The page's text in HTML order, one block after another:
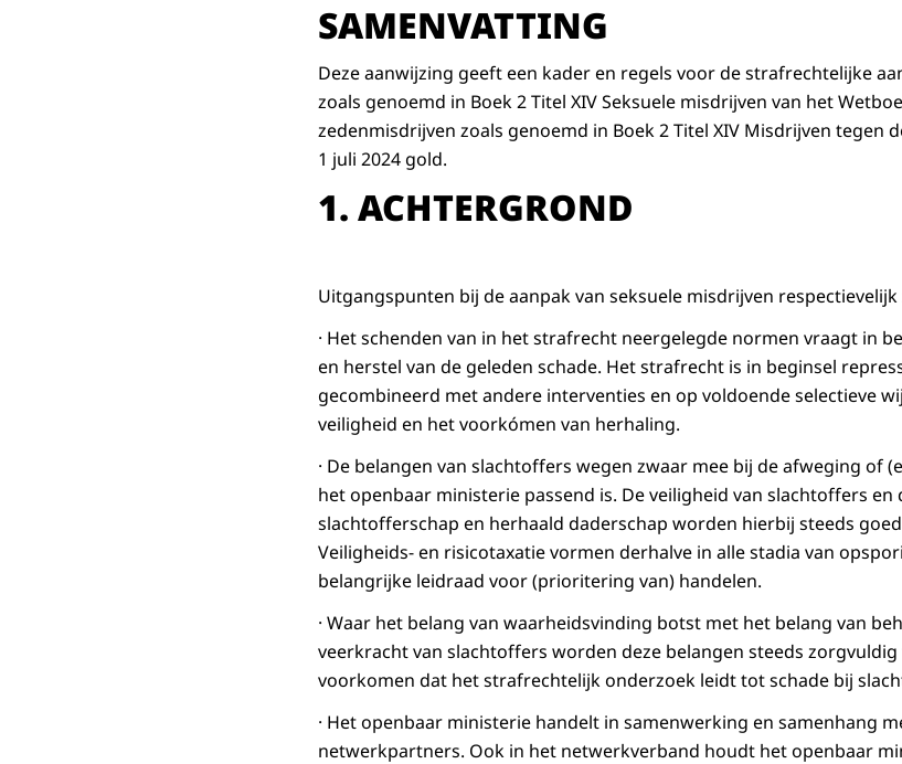
SAMENVATTING
Deze aanwijzing geeft een kader en regels voor de strafrechtelijke
zoals genoemd in Boek 2 Titel XIV Seksuele misdrijven van het
zedenmisdrijven zoals genoemd in Boek 2 Titel XIV Misdrijven tegen
1 juli 2024 gold.
1. ACHTERGROND
Uitgangspunten bij de aanpak van seksuele misdrijven
· Het schenden van in het strafrecht neergelegde normen vraagt in
en herstel van de geleden schade. Het strafrecht is in beginsel
gecombineerd met andere interventies en op voldoende selectieve
veiligheid en het voorkómen van herhaling.
· De belangen van slachtoffers wegen zwaar mee bij de afweging of
het openbaar ministerie passend is. De veiligheid van slachtoffers en
slachtofferschap en herhaald daderschap worden hierbij steeds
Veiligheids- en risicotaxatie vormen derhalve in alle stadia van
belangrijke leidraad voor (prioritering van) handelen.
· Waar het belang van waarheidsvinding botst met het belang van
veerkracht van slachtoffers worden deze belangen steeds
voorkomen dat het strafrechtelijk onderzoek leidt tot schade bij
· Het openbaar ministerie handelt in samenwerking en samenhang
netwerkpartners. Ook in het netwerkverband houdt het openbaar